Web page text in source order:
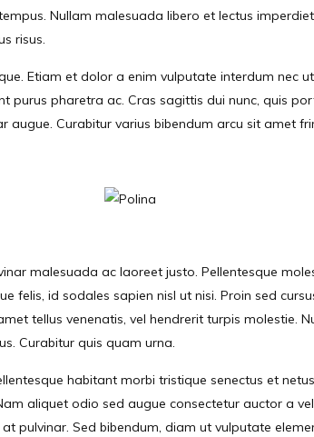
Nullam malesuada libero et lectus
risus.
Etiam et dolor a enim vulputate interdum nec
purus pharetra ac. Cras sagittis dui nunc, quis
Curabitur varius bibendum arcu sit amet
malesuada ac laoreet justo. Pellentesque
felis, id sodales sapien nisl ut nisi. Proin sed
tellus venenatis, vel hendrerit turpis molestie.
Curabitur quis quam urna.
habitant morbi tristique senectus et
aliquet odio sed augue consectetur auctor a
pulvinar. Sed bibendum, diam ut vulputate